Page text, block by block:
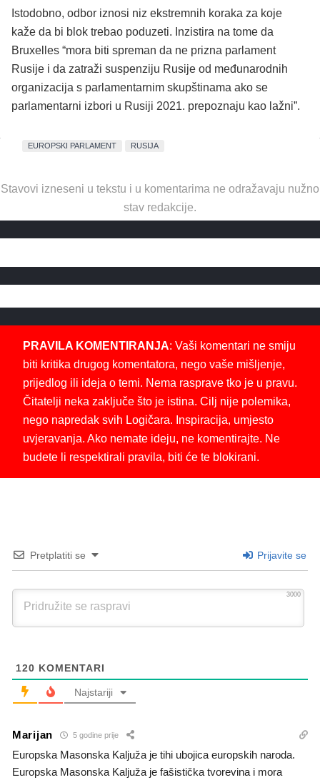
Istodobno, odbor iznosi niz ekstremnih koraka za koje
kaže da bi blok trebao poduzeti. Inzistira na tome da
Bruxelles “mora biti spreman da ne prizna parlament
Rusije i da zatraži suspenziju Rusije od međunarodnih
organizacija s parlamentarnim skupštinama ako se
parlamentarni izbori u Rusiji 2021. prepoznaju kao lažni”.
EUROPSKI PARLAMENT RUSIJA
Stavovi izneseni u tekstu i u komentarima ne odražavaju nužno
stav redakcije.
PRAVILA KOMENTIRANJA: Vaši komentari ne smiju
biti kritika drugog komentatora, nego vaše mišljenje,
prijedlog ili ideja o temi. Nema rasprave tko je u pravu.
Čitatelji neka zaključe što je istina. Cilj nije polemika,
nego napredak svih Logičara. Inspiracija, umjesto
uvjeravanja. Ako nemate ideju, ne komentirajte. Ne
budete li respektirali pravila, biti će te blokirani.
Pretplatiti se Prijavite se
3000
120 KOMENTARI
Najstariji
Marijan 5 godine prije
Europska Masonska Kaljuža je tihi ubojica europskih naroda.
Europska Masonska Kaljuža je fašistička tvorevina i mora